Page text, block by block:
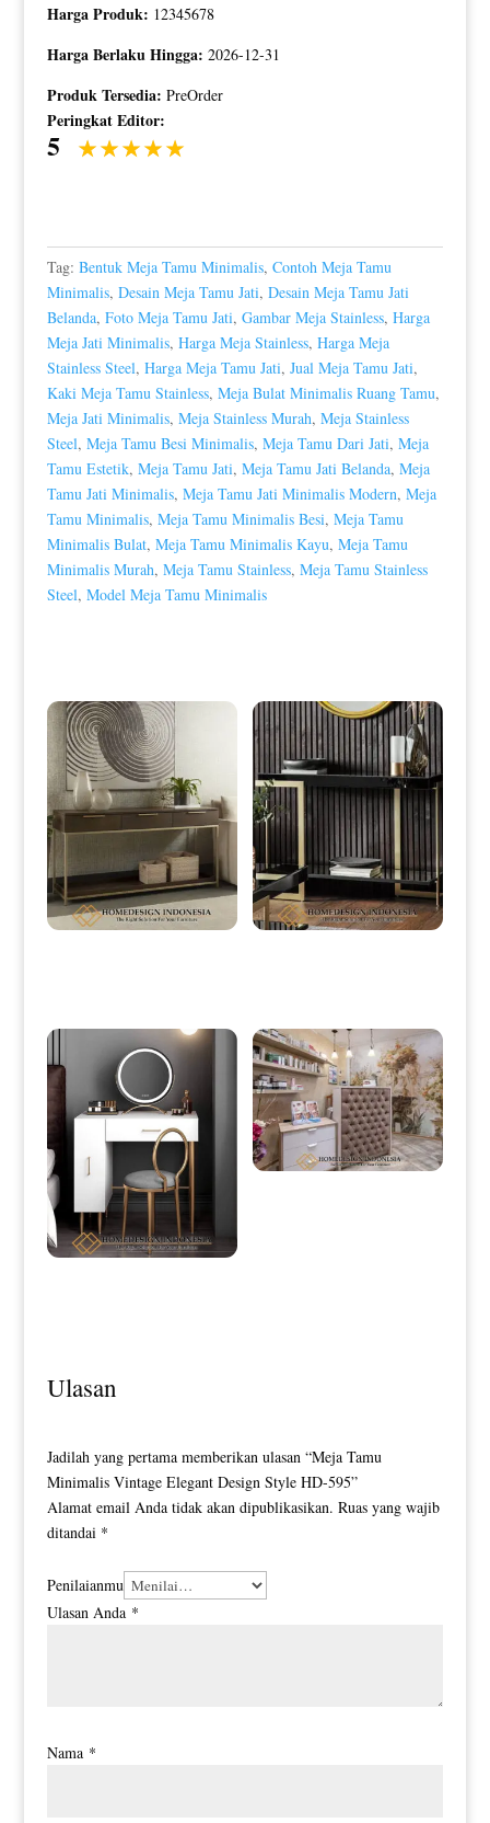
Harga Produk: 12345678
Harga Berlaku Hingga: 2026-12-31
Produk Tersedia: PreOrder
Peringkat Editor:
5
Tag: Bentuk Meja Tamu Minimalis, Contoh Meja Tamu
Minimalis, Desain Meja Tamu Jati, Desain Meja Tamu Jati
Belanda, Foto Meja Tamu Jati, Gambar Meja Stainless, Harga
Meja Jati Minimalis, Harga Meja Stainless, Harga Meja
Stainless Steel, Harga Meja Tamu Jati, Jual Meja Tamu Jati,
Kaki Meja Tamu Stainless, Meja Bulat Minimalis Ruang Tamu,
Meja Jati Minimalis, Meja Stainless Murah, Meja Stainless
Steel, Meja Tamu Besi Minimalis, Meja Tamu Dari Jati, Meja
Tamu Estetik, Meja Tamu Jati, Meja Tamu Jati Belanda, Meja
Tamu Jati Minimalis, Meja Tamu Jati Minimalis Modern, Meja
Tamu Minimalis, Meja Tamu Minimalis Besi, Meja Tamu
Minimalis Bulat, Meja Tamu Minimalis Kayu, Meja Tamu
Minimalis Murah, Meja Tamu Stainless, Meja Tamu Stainless
Steel, Model Meja Tamu Minimalis
Ulasan
Jadilah yang pertama memberikan ulasan “Meja Tamu
Minimalis Vintage Elegant Design Style HD-595”
Alamat email Anda tidak akan dipublikasikan. Ruas yang wajib
ditandai *
Penilaianmu
Ulasan Anda *
Nama *